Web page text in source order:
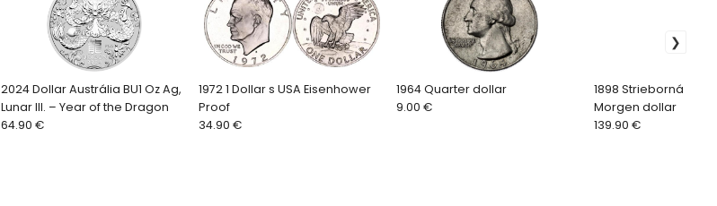
2024 Dollar Austrália BU1 Oz Ag,
Lunar III. – Year of the Dragon
64.90 €
1972 1 Dollar s USA Eisenhower
Proof
34.90 €
1964 Quarter dollar
9.00 €
1898 Strieborná
Morgen dollar
139.90 €